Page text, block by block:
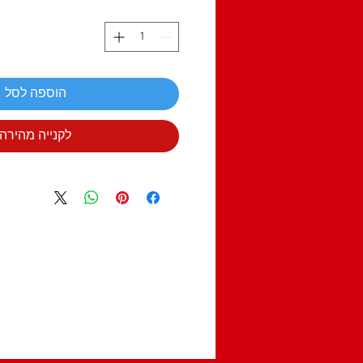
הוספה לסל
לקנייה מהירה